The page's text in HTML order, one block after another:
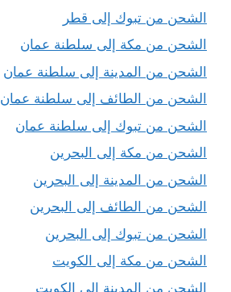
الشحن من تبوك إلى قطر
الشحن من مكة إلى سلطنة عمان
الشحن من المدينة إلى سلطنة عمان
الشحن من الطائف إلى سلطنة عمان
الشحن من تبوك إلى سلطنة عمان
الشحن من مكة إلى البحرين
الشحن من المدينة إلى البحرين
الشحن من الطائف إلى البحرين
الشحن من تبوك إلى البحرين
الشحن من مكة إلى الكويت
الشحن من المدينة إلى الكويت